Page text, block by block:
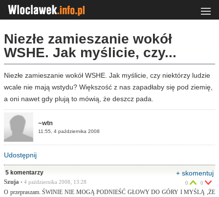
Niezłe zamieszanie wokół
WSHE. Jak myślicie, czy...
Niezłe zamieszanie wokół WSHE. Jak myślicie, czy niektórzy ludzie
wcale nie mają wstydu? Większość z nas zapadłaby się pod ziemię,
a oni nawet gdy plują to mówią, że deszcz pada.
~wtn
11:55, 4 października 2008
Udostępnij
5 komentarzy + skomentuj
Szuja • 4 października 2008, 13:28
O przepraszam. ŚWINIE NIE MOGĄ PODNIEŚĆ GŁOWY DO GÓRY I MYŚLĄ ,ŻE
0 0